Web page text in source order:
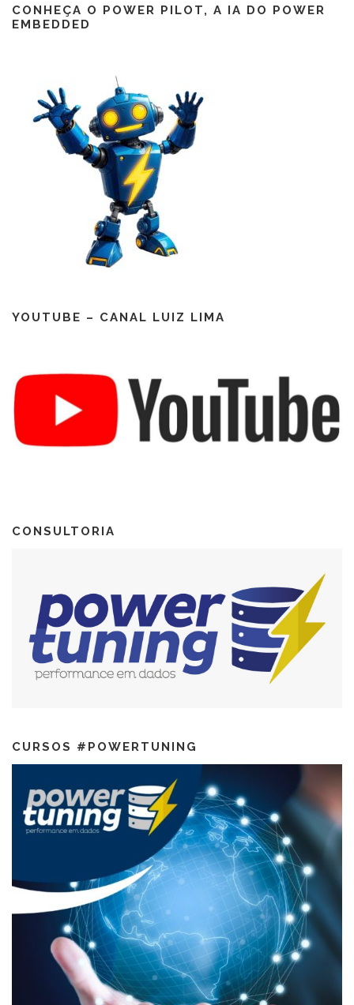
CONHEÇA O POWER PILOT, A IA DO POWER
EMBEDDED
YOUTUBE – CANAL LUIZ LIMA
CONSULTORIA
CURSOS #POWERTUNING